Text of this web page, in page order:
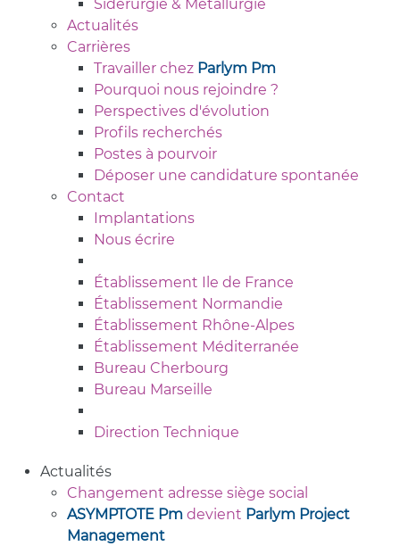
Sidérurgie & Métallurgie
Actualités
Carrières
Travailler chez Parlym Pm
Pourquoi nous rejoindre ?
Perspectives d'évolution
Profils recherchés
Postes à pourvoir
Déposer une candidature spontanée
Contact
Implantations
Nous écrire
Établissement Ile de France
Établissement Normandie
Établissement Rhône-Alpes
Établissement Méditerranée
Bureau Cherbourg
Bureau Marseille
Direction Technique
Actualités
Changement adresse siège social
ASYMPTOTE Pm devient Parlym Project
Management